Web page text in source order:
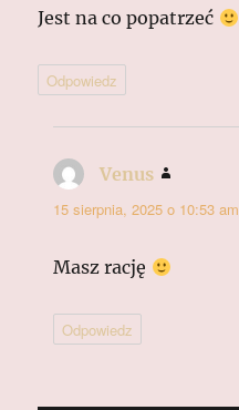
Jest na co popatrzeć
Odpowiedz
Venus
15 sierpnia, 2025 o 10:53 am
Masz rację
Odpowiedz